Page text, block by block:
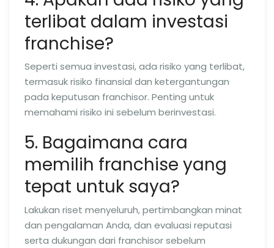
terlibat dalam investasi
franchise?
Seperti semua investasi, ada risiko yang terlibat,
termasuk risiko finansial dan ketergantungan
pada keputusan franchisor. Penting untuk
memahami risiko ini sebelum berinvestasi.
5. Bagaimana cara
memilih franchise yang
tepat untuk saya?
Lakukan riset menyeluruh, pertimbangkan minat
dan pengalaman Anda, dan evaluasi reputasi
serta dukungan dari franchisor sebelum